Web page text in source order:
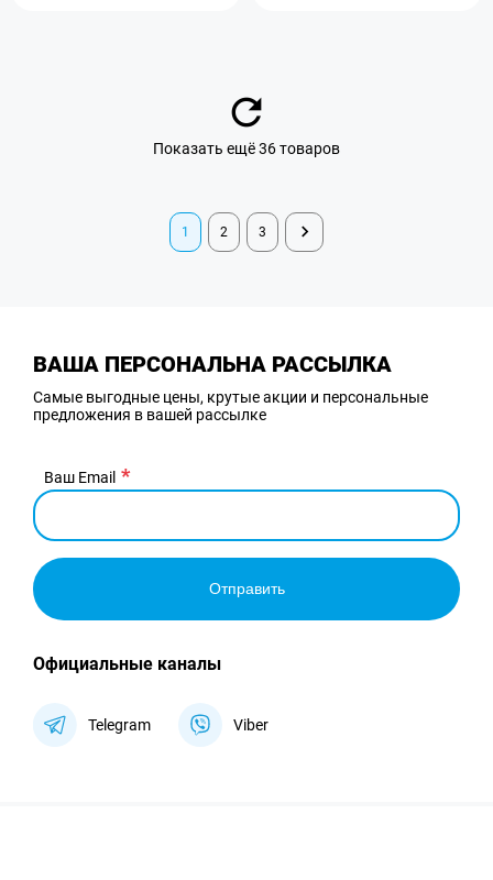
Показать ещё 36 товаров
1 2 3
ВАША ПЕРСОНАЛЬНА РАССЫЛКА
Самые выгодные цены, крутые акции и персональные
предложения в вашей рассылке
Ваш Email
Отправить
Официальные каналы
Telegram Viber